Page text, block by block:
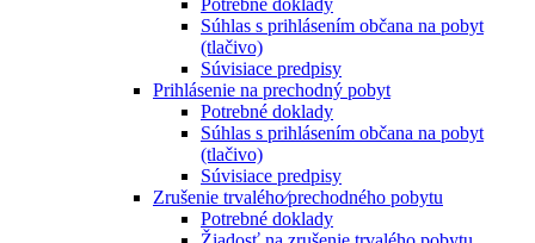
Potrebné doklady
Súhlas s prihlásením občana na pobyt
(tlačivo)
Súvisiace predpisy
Prihlásenie na prechodný pobyt
Potrebné doklady
Súhlas s prihlásením občana na pobyt
(tlačivo)
Súvisiace predpisy
Zrušenie trvalého⁄prechodného pobytu
Potrebné doklady